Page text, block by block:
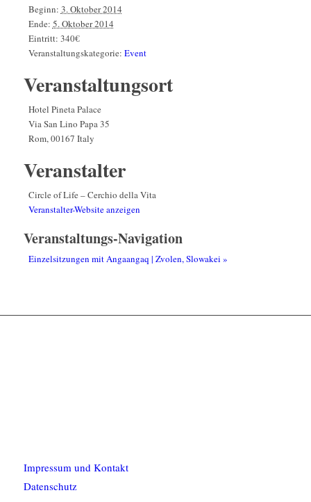
Beginn: 3. Oktober 2014
Ende: 5. Oktober 2014
Eintritt: 340€
Veranstaltungskategorie: Event
Veranstaltungsort
Hotel Pineta Palace
Via San Lino Papa 35
Rom,00167 Italy
Veranstalter
Circle of Life – Cerchio della Vita
Veranstalter-Website anzeigen
Veranstaltungs-Navigation
Einzelsitzungen mit Angaangaq | Zvolen, Slowakei »
Impressum und Kontakt
Datenschutz